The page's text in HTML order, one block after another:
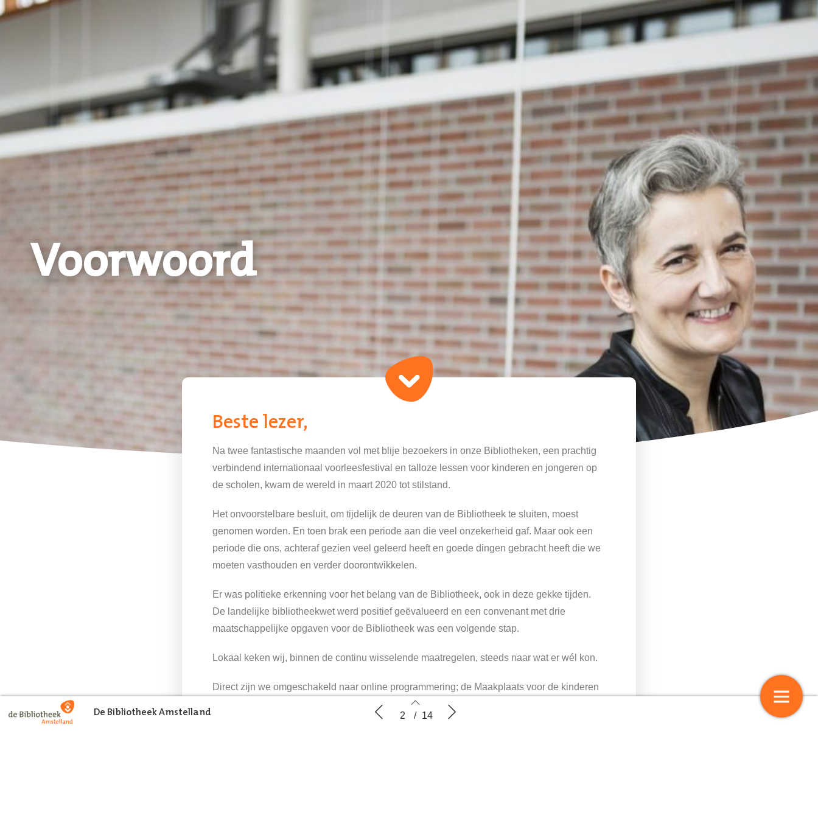
to index
Voorpagina Voorwoord Het Internationaal
De Bibliotheek Amstelland 2 / 14
Voorwoord
Beste lezer,
Na twee fantastische maanden vol met blije bezoekers in onze Bibliotheken, een prachtig
verbindend internationaal voorleesfestival en talloze lessen voor kinderen en jongeren op
de scholen, kwam de wereld in maart 2020 tot stilstand.
Het onvoorstelbare besluit, om tijdelijk de deuren van de Bibliotheek te sluiten, moest
genomen worden. En toen brak een periode aan die veel onzekerheid gaf. Maar ook een
periode die ons, achteraf gezien veel geleerd heeft en goede dingen gebracht heeft die we
moeten vasthouden en verder doorontwikkelen.
Er was politieke erkenning voor het belang van de Bibliotheek, ook in deze gekke tijden.
De landelijke bibliotheekwet werd positief geëvalueerd en een convenant met drie
maatschappelijke opgaven voor de Bibliotheek was een volgende stap.
Lokaal keken wij, binnen de continu wisselende maatregelen, steeds naar wat er wél kon.
Direct zijn we omgeschakeld naar online programmering; de Maakplaats voor de kinderen
verhuisde naar YouTube, de opbrengst van het poëziecafé kwam samen in een online
magazine. Het Taalhuis werd een Digitaalhuis op onze website, waar de coronaregels